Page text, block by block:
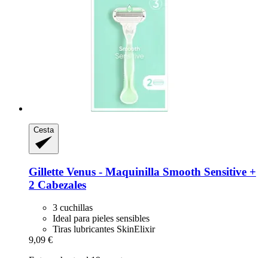
Cesta
Gillette Venus -​ Maquinilla Smooth Sensitive +
2 Cabezales
3 cuchillas
Ideal para pieles sensibles
Tiras lubricantes SkinElixir
9,09 €